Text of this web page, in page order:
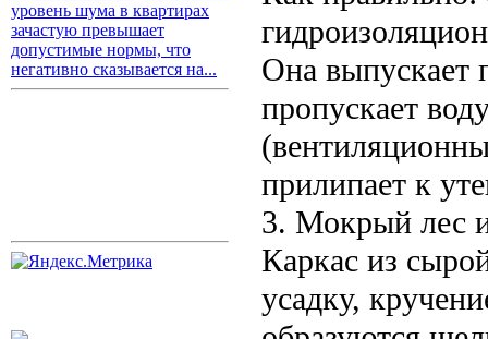
уровень шума в квартирах
зачастую превышает
допустимые нормы, что
негативно сказывается на...
Она выпускает
пропускает
прилипает к
3. Мокрый лес
Каркас из
усадку,